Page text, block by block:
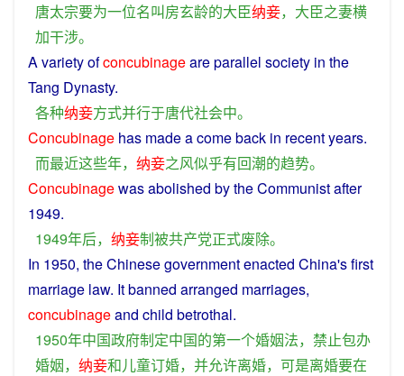
唐太宗要为一位名叫房玄龄的大臣纳妾， 大臣之妻横
加干涉。
Avarietyofconcubinageareparallel society in the
Tang Dynasty.
各种纳妾方式并行于唐代社会中。
Concubinage has made acomeback in recentyears.
而最近这些年， 纳妾之风似乎有回潮的趋势。
Concubinagewasabolished by theCommunistafter
1949.
1949年后， 纳妾制被共产党正式废除。
In 1950, the Chinesegovernmentenacted China'sfirst
marriage law. Itbanned arranged marriages,
concubinageand child betrothal.
1950年中国政府制定中国的第一个婚姻法， 禁止包办
婚姻， 纳妾和儿童订婚， 并允许离婚， 可是离婚要在